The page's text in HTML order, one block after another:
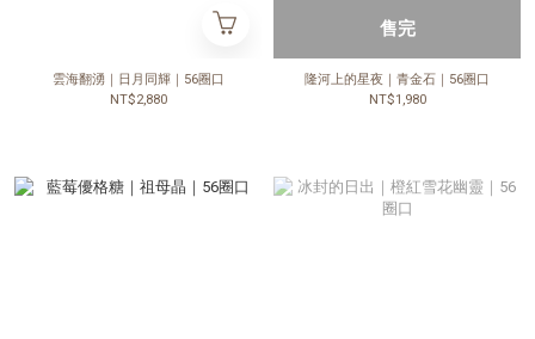
雲海翻湧｜日月同輝｜56圈口
NT$2,880
售完
隆河上的星夜｜青金石｜56圈口
NT$1,980